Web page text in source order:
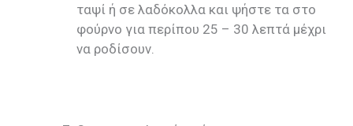
ταψί ή σε λαδόκολλα και ψήστε τα στο
φούρνο για περίπου 25 – 30 λεπτά μέχρι
να ροδίσουν.